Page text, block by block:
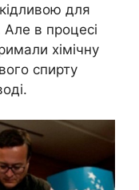
для
в процесі
хімічну
спирту